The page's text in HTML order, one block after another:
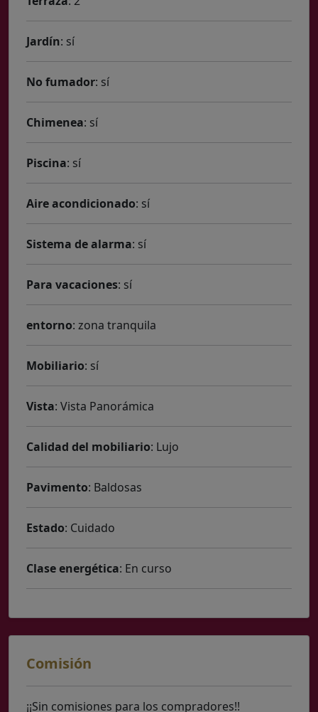
Jardín: sí
No fumador: sí
Chimenea: sí
Piscina: sí
Aire acondicionado: sí
Sistema de alarma: sí
Para vacaciones: sí
entorno: zona tranquila
Mobiliario: sí
Vista: Vista Panorámica
Calidad del mobiliario: Lujo
Pavimento: Baldosas
Estado: Cuidado
Clase energética: En curso
Comisión
¡¡Sin comisiones para los compradores!!